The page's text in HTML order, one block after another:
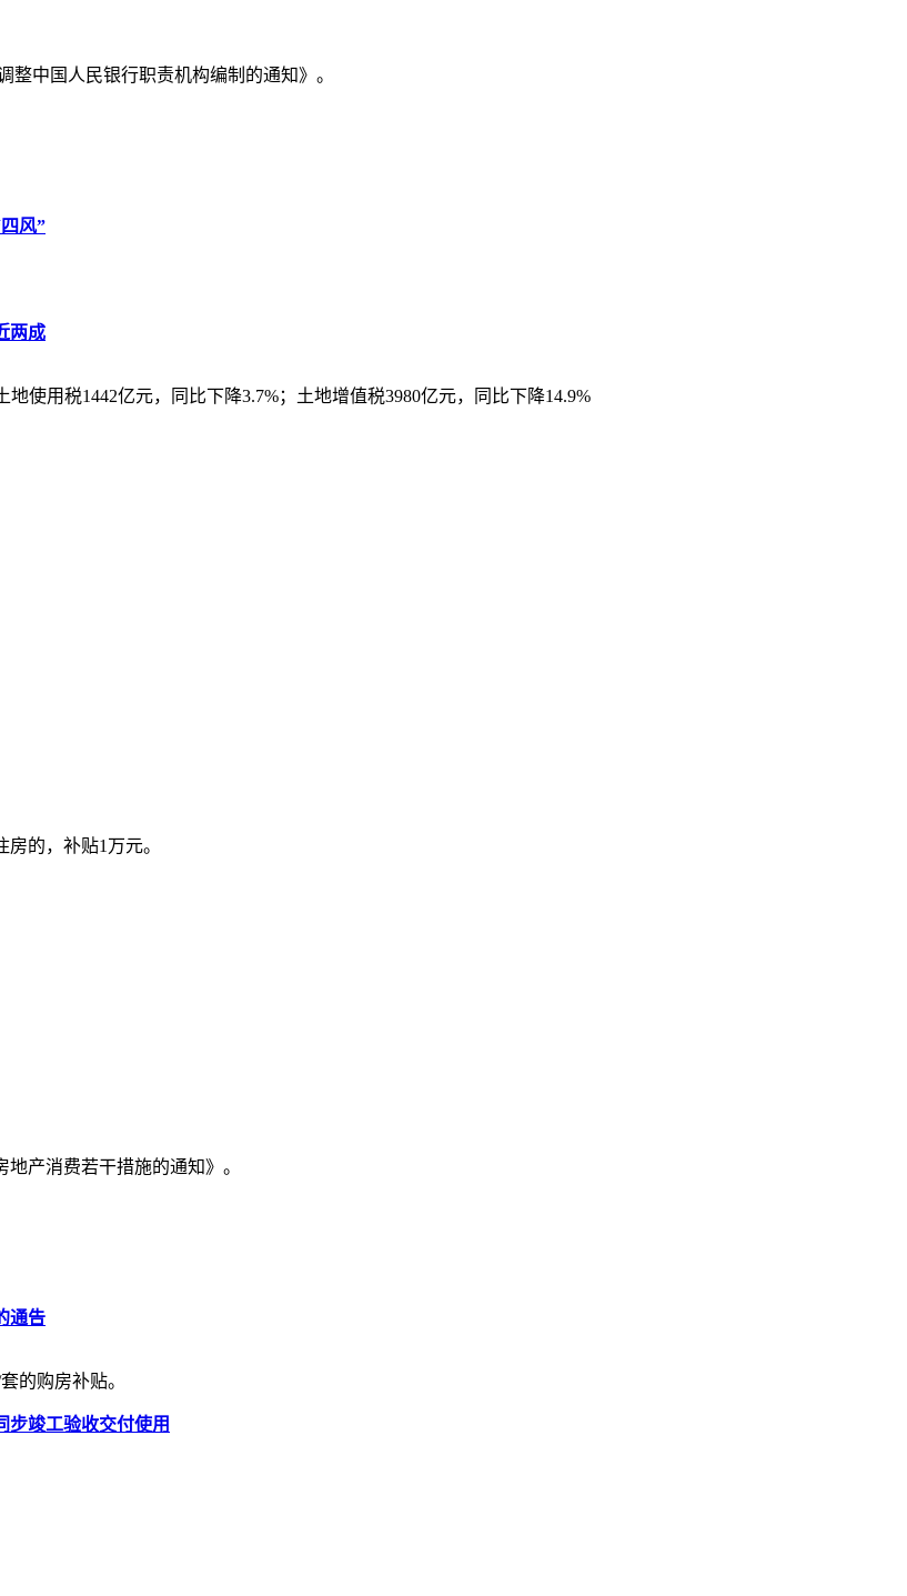
中国人民银行职责机构编制的通知》。
风”
两成
使用税1442亿元，同比下降3.7%；土地增值税3980亿元，同比下降14.9%
的，补贴1万元。
产消费若干措施的通知》。
通告
的购房补贴。
步竣工验收交付使用